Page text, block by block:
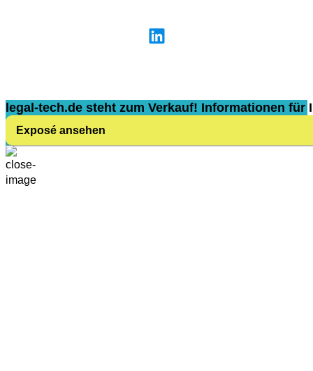
legal-tech.de steht zum Verkauf! Informationen für
Exposé ansehen